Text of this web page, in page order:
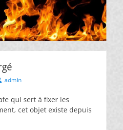
admin
qui sert à fixer les
cet objet existe depuis